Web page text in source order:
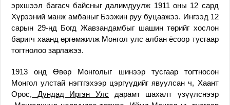
эрхшээл багасч байсныг далимдуулж 1911 оны 12 сард
Хүрээний манж амбаныг Бээжин руу буцаажээ. Ингээд 12
сарын 29-нд Богд Жавзандамбыг шашин төрийг хослон
баригч хаанд өргөмжилж Монгол улс албан ёсоор тусгаар
тогтнолоо зарлажээ.
1913 онд Өвөр Монголыг шинээр тусгаар тогтносон
Монгол улстай нэгтгэхээр цэргүүдийг явуулсан ч, Хаант
Орос,
Дундад Иргэн Улс дарамт шахалт үзүүлснээр